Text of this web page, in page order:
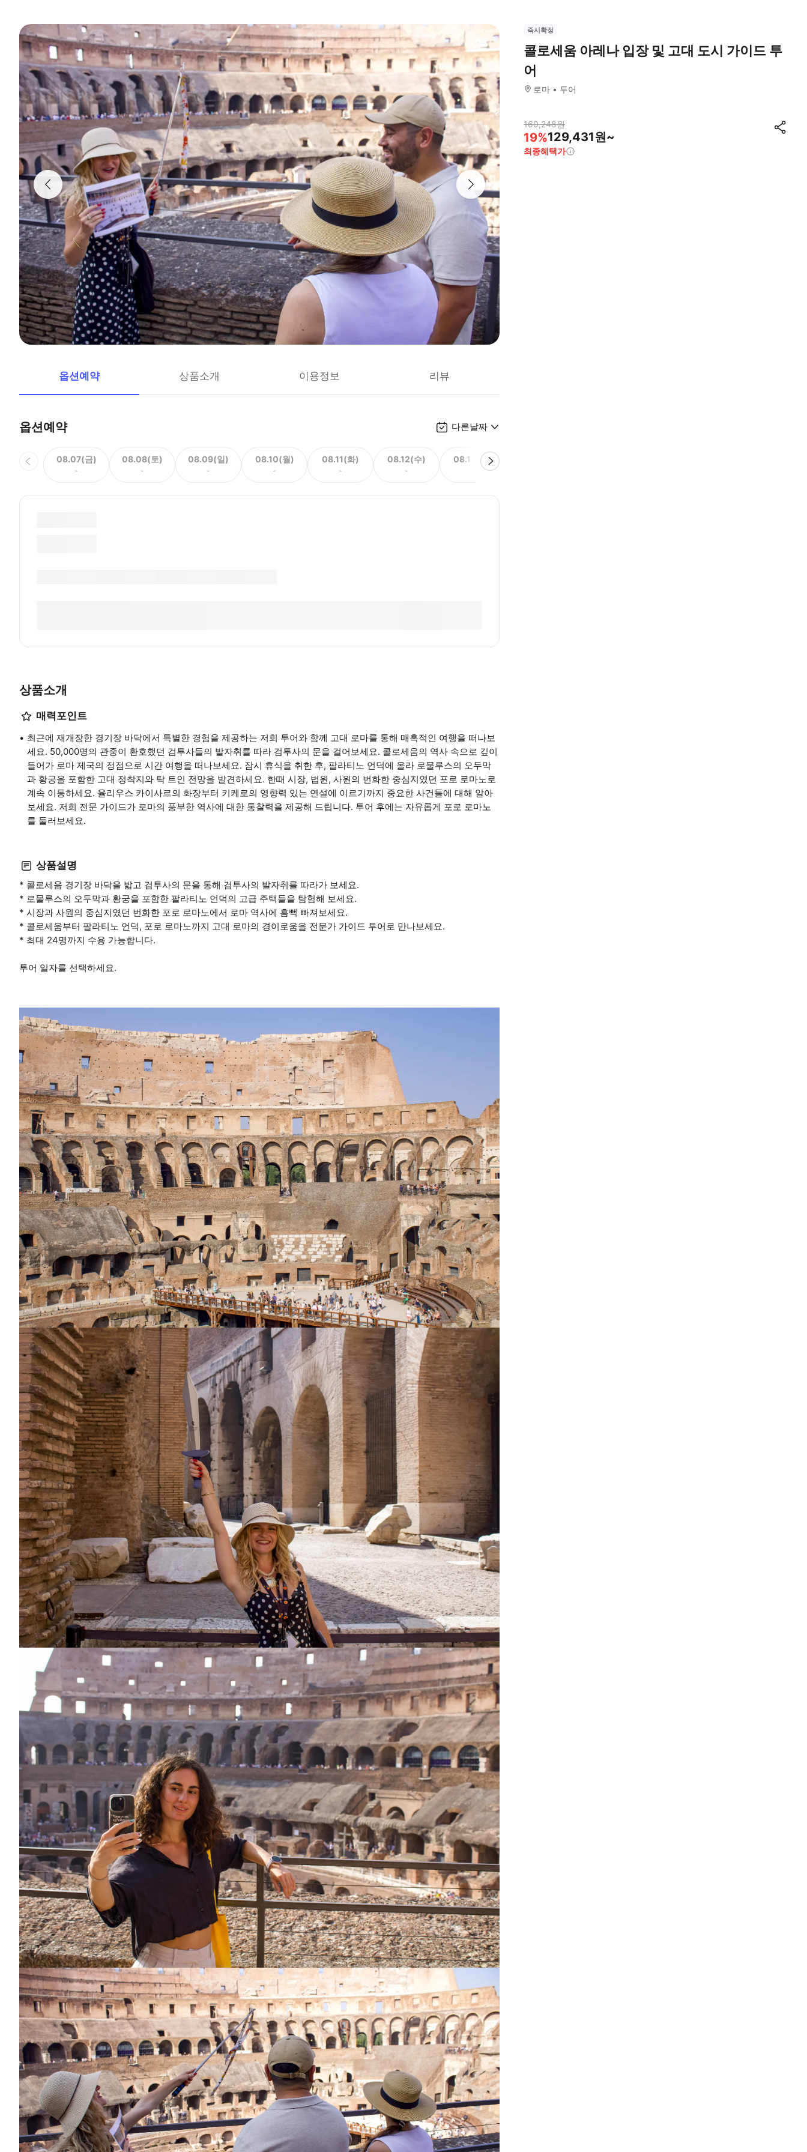
옵션예약 상품소개 이용정보 리뷰
옵션예약 다른날짜
08.07(금)
-
08.08(토)
-
08.09(일)
-
08.10(월)
-
08.11(화)
-
08.12(수)
-
08.13(목)
상품소개
매력포인트
최근에 재개장한 경기장 바닥에서 특별한 경험을 제공하는 저희 투어와 함께 고대 로마를 통해 매혹적인 여행을 떠나보
세요. 50,000명의 관중이 환호했던 검투사들의 발자취를 따라 검투사의 문을 걸어보세요. 콜로세움의 역사 속으로 깊이
들어가 로마 제국의 정점으로 시간 여행을 떠나보세요. 잠시 휴식을 취한 후, 팔라티노 언덕에 올라 로물루스의 오두막
과 황궁을 포함한 고대 정착지와 탁 트인 전망을 발견하세요. 한때 시장, 법원, 사원의 번화한 중심지였던 포로 로마노로
계속 이동하세요. 율리우스 카이사르의 화장부터 키케로의 영향력 있는 연설에 이르기까지 중요한 사건들에 대해 알아
보세요. 저희 전문 가이드가 로마의 풍부한 역사에 대한 통찰력을 제공해 드립니다. 투어 후에는 자유롭게 포로 로마노
를 둘러보세요.
상품설명
* 콜로세움 경기장 바닥을 밟고 검투사의 문을 통해 검투사의 발자취를 따라가 보세요.
* 로물루스의 오두막과 황궁을 포함한 팔라티노 언덕의 고급 주택들을 탐험해 보세요.
* 시장과 사원의 중심지였던 번화한 포로 로마노에서 로마 역사에 흠뻑 빠져보세요.
* 콜로세움부터 팔라티노 언덕, 포로 로마노까지 고대 로마의 경이로움을 전문가 가이드 투어로 만나보세요.
* 최대 24명까지 수용 가능합니다.
투어 일자를 선택하세요.
즉시확정
콜로세움 아레나 입장 및 고대 도시 가이드 투
어
로마 투어
160,248원
19%129,431원~
최종혜택가